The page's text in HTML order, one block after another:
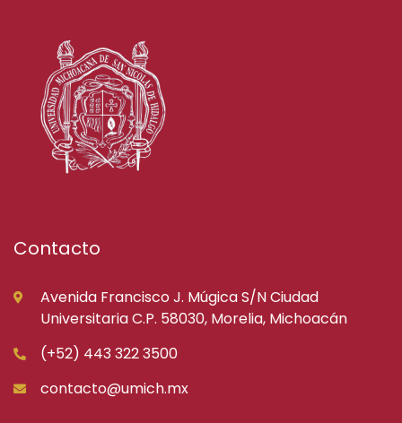
Contacto
Avenida Francisco J. Múgica S/N Ciudad
Universitaria C.P. 58030, Morelia, Michoacán
(+52) 443 322 3500
contacto@umich.mx